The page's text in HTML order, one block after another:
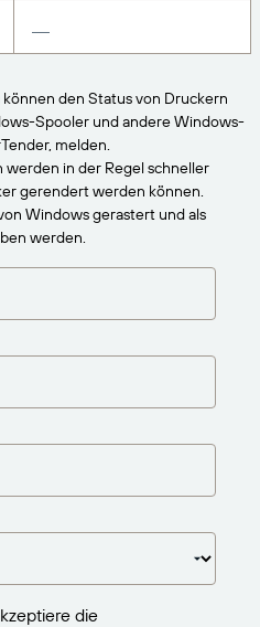
und
die Ihren
den Status von Druckern
Spooler und andere Windows-
melden.
in der Regel schneller
gerendert werden können.
Windows gerastert und als
werden.
die